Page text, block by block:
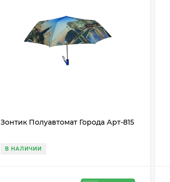
Зонтик Полуавтомат Города Арт-815
В НАЛИЧИИ